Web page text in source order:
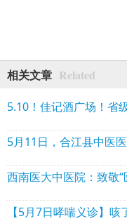
相关文章 Related
5.10！佳记酒广场！省
5月11日，合江县中医